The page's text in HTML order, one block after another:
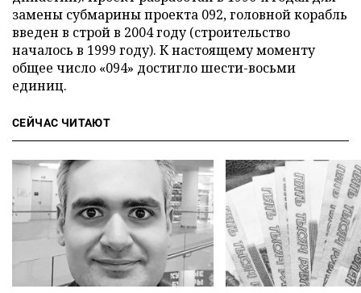
замены субмарины проекта 092, головной корабль
введен в строй в 2004 году (строительство
началось в 1999 году). К настоящему моменту
общее число «094» достигло шести-восьми
единиц.
СЕЙЧАС ЧИТАЮТ